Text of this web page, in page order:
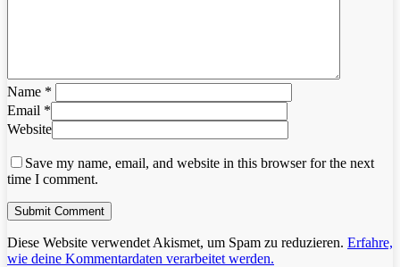
Name *
Email *
Website
Save my name, email, and website in this browser for the next
time I comment.
Diese Website verwendet Akismet, um Spam zu reduzieren. Erfahre,
wie deine Kommentardaten verarbeitet werden.